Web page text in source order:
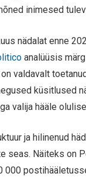
inimesed
nädalat enne
analüüsis
valdavalt
küsitlused
valija hääle
ja hilinenud
seas. Näiteks on
000